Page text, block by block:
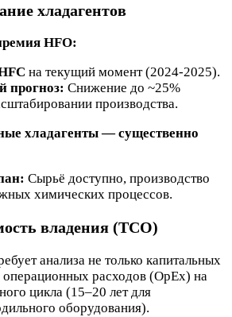
хладагентов
HFO:
на текущий момент (2024-2025).
прогноз: Снижение до ~25%
производства.
хладагенты — существенно
Сырьё доступно, производство
химических процессов.
владения (TCO)
анализа не только капитальных
операционных расходов (OpEx) на
цикла (15–20 лет для
оборудования).